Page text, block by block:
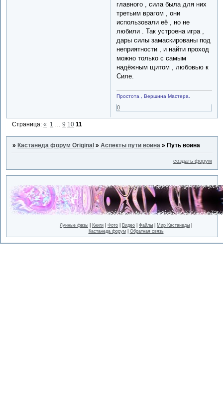
главного , сила была для них
третьим врагом , они
использовали её , но не
любили . Так устроена игра ,
дары силы замаскированы под
неприятности , и найти проход
можно только с самым
надёжным щитом , любовью к
Силе.
Простота , Вершина Мастера.
0
Страница:« 1 … 9 10 11
»Кастанеда форум Original »Аспекты пути воина »Путь воина
создать форум
Лунные фазы Книги Фото Видео Файлы Мир Кастанеды
Кастанеда форум| Обратная связь